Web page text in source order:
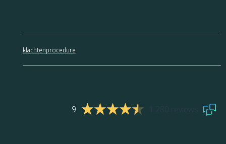
klachtenprocedure
9